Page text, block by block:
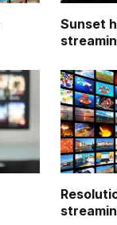
Sunset